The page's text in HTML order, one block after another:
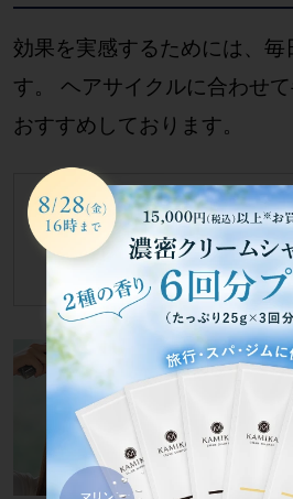
効果を実感するためには、
す。 ヘアサイクルに合わせ
おすすめしております。
朝晩２回ご使用く
朝…スタイリング前
夜…
1回につき8プッ
STEP1頭
縦に線を
２プッシ
スプレー